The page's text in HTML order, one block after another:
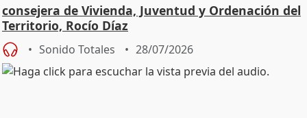
consejera de Vivienda, Juventud y Ordenación del
Territorio, Rocío Díaz
Sonido Totales 28/07/2026